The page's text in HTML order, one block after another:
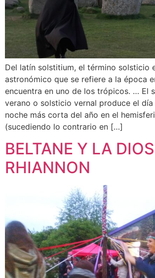
Del latín solstitium, el término solsticio
astronómico que se refiere a la época
encuentra en uno de los trópicos. … El
verano o solsticio vernal produce el
noche más corta del año en el
(sucediendo lo contrario en […]
BELTANE Y LA
RHIANNON